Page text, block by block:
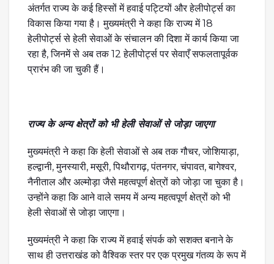
अंतर्गत राज्य के कई हिस्सों में हवाई पट्टियों और हेलीपोर्ट्स का
विकास किया गया है। मुख्यमंत्री ने कहा कि राज्य में 18
हेलीपोर्ट्स से हेली सेवाओं के संचालन की दिशा में कार्य किया जा
रहा है, जिनमें से अब तक 12 हेलीपोर्ट्स पर सेवाएँ सफलतापूर्वक
प्रारंभ की जा चुकी हैं।
राज्य के अन्य क्षेत्रों को भी हेली सेवाओं से जोड़ा जाएगा
मुख्यमंत्री ने कहा कि हेली सेवाओं से अब तक गौचर, जोशियाड़ा,
हल्द्वानी, मुनस्यारी, मसूरी, पिथौरागढ़, पंतनगर, चंपावत, बागेश्वर,
नैनीताल और अल्मोड़ा जैसे महत्वपूर्ण क्षेत्रों को जोड़ा जा चुका है।
उन्होंने कहा कि आने वाले समय में अन्य महत्वपूर्ण क्षेत्रों को भी
हेली सेवाओं से जोड़ा जाएगा।
मुख्यमंत्री ने कहा कि राज्य में हवाई संपर्क को सशक्त बनाने के
साथ ही उत्तराखंड को वैश्विक स्तर पर एक प्रमुख गंतव्य के रूप में